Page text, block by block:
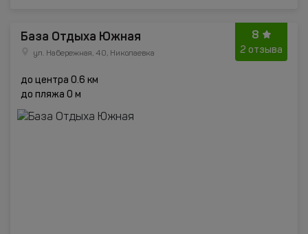
8
2 отзыва
База Отдыха Южная
ул. Набережная, 40, Николаевка
до центра 0.6 км
до пляжа 0 м